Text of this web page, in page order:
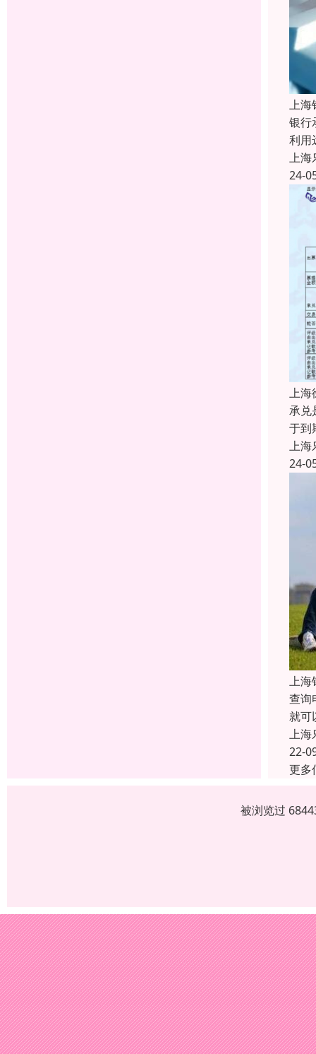
上海
银行
利用
上海
24-
上海
承兑
于到
上海
24-
上海
查询
就可
上海
22-
更多
被浏览过